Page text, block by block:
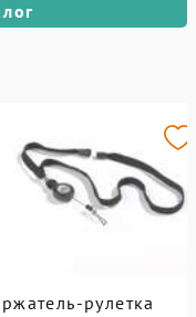
рулетка